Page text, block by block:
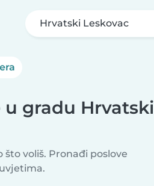
Hrvatski Leskovac
gradu Hrvatski
što voliš. Pronađi poslove